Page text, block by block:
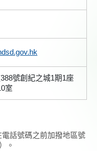
號創紀之城1期1座
室
話號碼之前加撥地區號
。